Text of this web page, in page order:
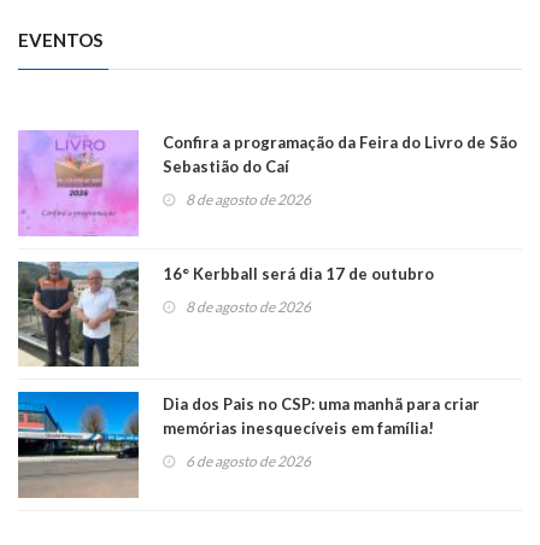
EVENTOS
Confira a programação da Feira do Livro de São
Sebastião do Caí
8 de agosto de 2026
16° Kerbball será dia 17 de outubro
8 de agosto de 2026
Dia dos Pais no CSP: uma manhã para criar
memórias inesquecíveis em família!
6 de agosto de 2026